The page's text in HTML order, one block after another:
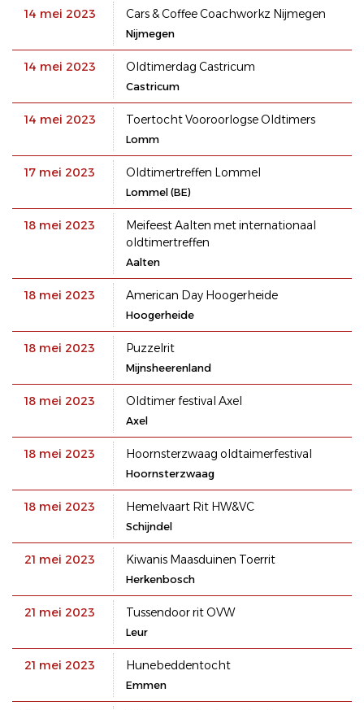
14 mei 2023 Cars & Coffee Coachworkz Nijmegen
Nijmegen
14 mei 2023 Oldtimerdag Castricum
Castricum
14 mei 2023 Toertocht Vooroorlogse Oldtimers
Lomm
17 mei 2023 Oldtimertreffen Lommel
Lommel (BE)
18 mei 2023
Meifeest Aalten met internationaal
oldtimertreffen
Aalten
18 mei 2023 American Day Hoogerheide
Hoogerheide
18 mei 2023 Puzzelrit
Mijnsheerenland
18 mei 2023 Oldtimer festival Axel
Axel
18 mei 2023 Hoornsterzwaag oldtaimerfestival
Hoornsterzwaag
18 mei 2023 Hemelvaart Rit HW&VC
Schijndel
21 mei 2023 Kiwanis Maasduinen Toerrit
Herkenbosch
21 mei 2023 Tussendoor rit OVW
Leur
21 mei 2023 Hunebeddentocht
Emmen